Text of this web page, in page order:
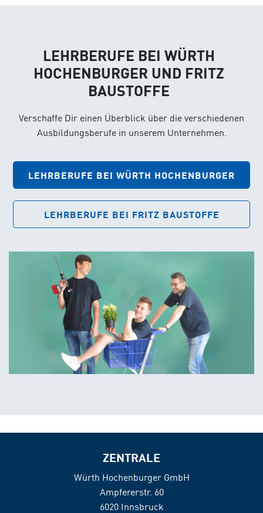
LEHRBERUFE BEI WÜRTH
HOCHENBURGER UND FRITZ
BAUSTOFFE
Verschaffe Dir einen Überblick über die verschiedenen
Ausbildungsberufe in unserem Unternehmen.
LEHRBERUFE BEI WÜRTH HOCHENBURGER
LEHRBERUFE BEI FRITZ BAUSTOFFE
ZENTRALE
Würth Hochenburger GmbH
Ampfererstr. 60
6020 Innsbruck